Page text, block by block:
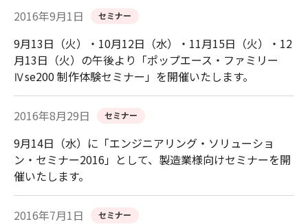
2016年9月1日 セミナー
9月13日（火）・10月12日（水）・11月15日（火）・12
月13日（火）の午後より「ポップエース・ファミリー
Ⅳse200 制作体験セミナー」を開催いたします。
2016年8月29日 セミナー
9月14日（水）に「エンジニアリング・ソリューショ
ン・セミナー2016」として、製造業様向けセミナーを開
催いたします。
2016年7月1日 セミナー